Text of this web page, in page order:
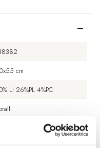
cm
LI 26%PL 4%PC